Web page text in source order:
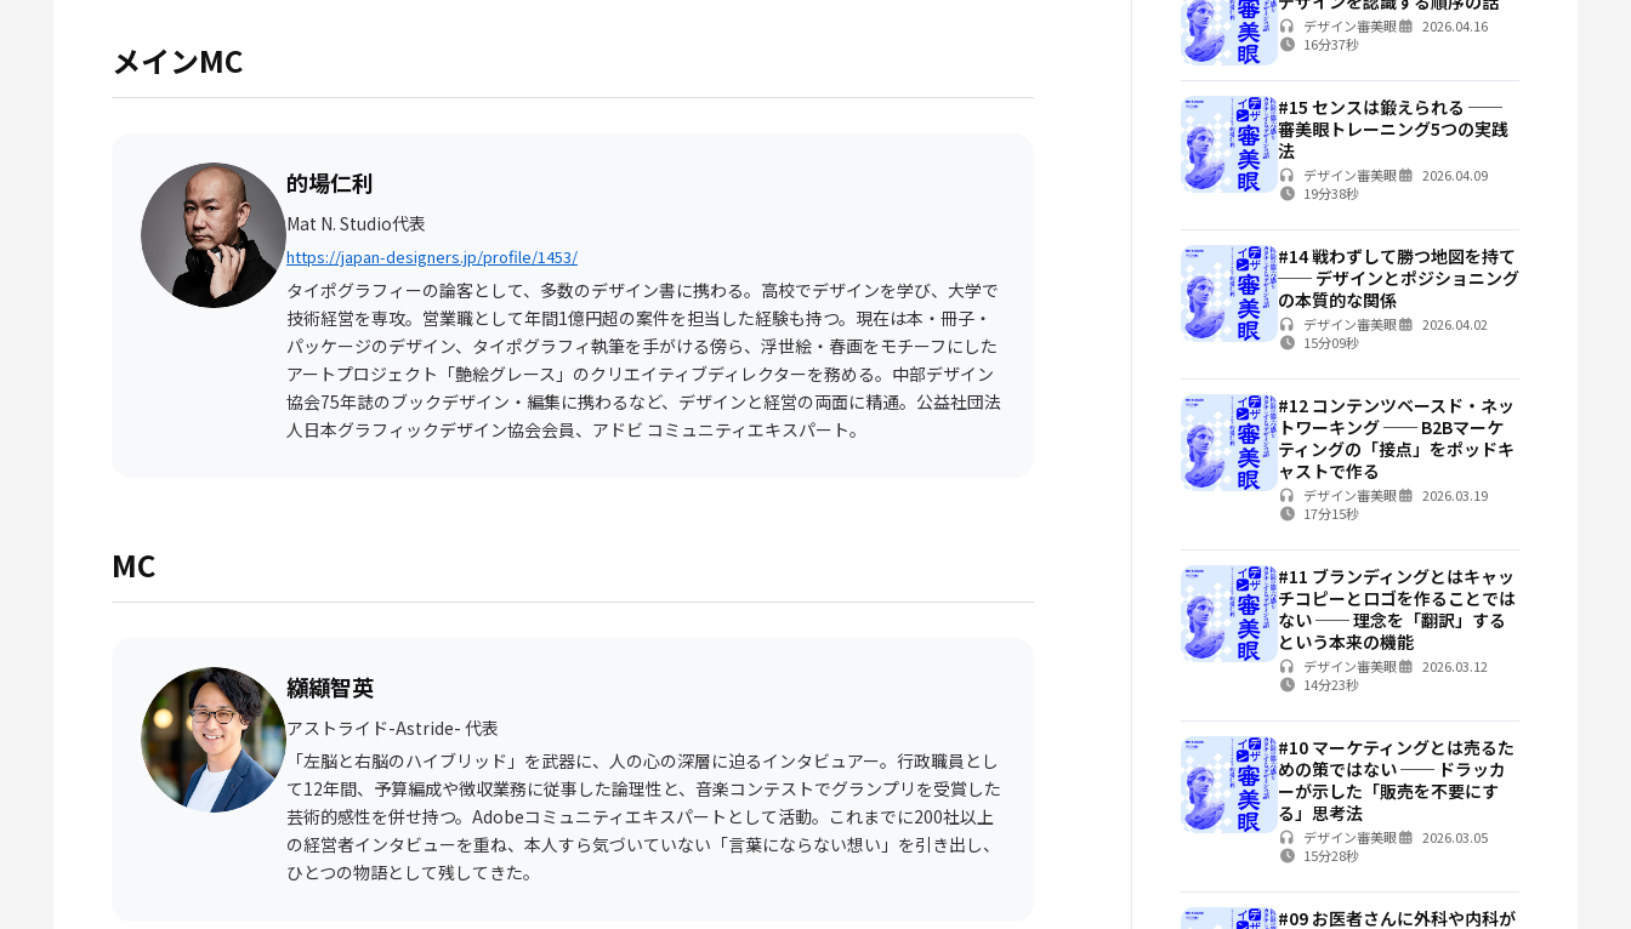
メインMC
的場仁利
Mat N. Studio代表
https://japan-designers.jp/profile/1453/
タイポグラフィーの論客として、多数のデザイン書に携わる。高校でデザインを学び、大学で
技術経営を専攻。営業職として年間1億円超の案件を担当した経験も持つ。現在は本・冊子・
パッケージのデザイン、タイポグラフィ執筆を手がける傍ら、浮世絵・春画をモチーフにした
アートプロジェクト「艶絵グレース」のクリエイティブディレクターを務める。中部デザイン
協会75年誌のブックデザイン・編集に携わるなど、デザインと経営の両面に精通。公益社団法
人日本グラフィックデザイン協会会員、アドビ コミュニティエキスパート。
MC
纐纈智英
アストライド-Astride- 代表
「左脳と右脳のハイブリッド」を武器に、人の心の深層に迫るインタビュアー。行政職員とし
て12年間、予算編成や徴収業務に従事した論理性と、音楽コンテストでグランプリを受賞した
芸術的感性を併せ持つ。Adobeコミュニティエキスパートとして活動。これまでに200社以上
の経営者インタビューを重ね、本人すら気づいていない「言葉にならない想い」を引き出し、
ひとつの物語として残してきた。
デザイン審美眼
2026.04.16
16分37秒
#15 センスは鍛えられる ──
審美眼トレーニング5つの実践
法
デザイン審美眼
2026.04.09
19分38秒
#14 戦わずして勝つ地図を持て
── デザインとポジショニング
の本質的な関係
デザイン審美眼
2026.04.02
15分09秒
#12 コンテンツベースド・ネッ
トワーキング ── B2Bマーケ
ティングの「接点」をポッドキ
ャストで作る
デザイン審美眼
2026.03.19
17分15秒
#11 ブランディングとはキャッ
チコピーとロゴを作ることでは
ない ── 理念を「翻訳」する
という本来の機能
デザイン審美眼
2026.03.12
14分23秒
#10 マーケティングとは売るた
めの策ではない ── ドラッカ
ーが示した「販売を不要にす
る」思考法
デザイン審美眼
2026.03.05
15分28秒
#09 お医者さんに外科や内科が